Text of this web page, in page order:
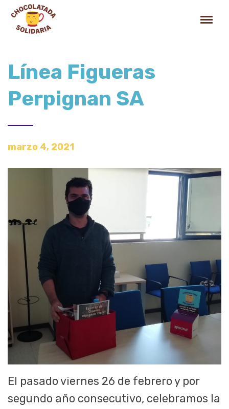
Línea Figueras
Perpignan SA
marzo 4, 2021
El pasado viernes 26 de febrero y por
segundo año consecutivo, celebramos la